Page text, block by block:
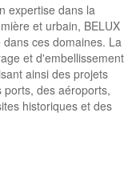
expertise dans la
et urbain, BELUX
ces domaines. La
et d'embellissement
ainsi des projets
des aéroports,
historiques et des